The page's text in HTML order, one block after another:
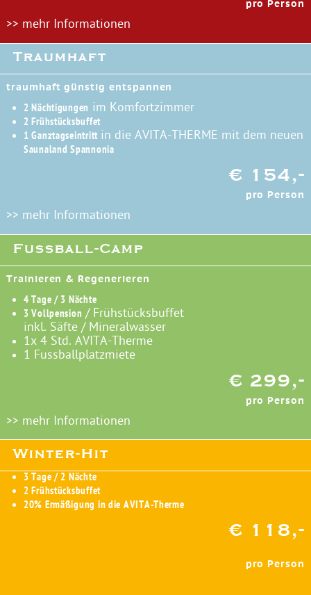
pro Person
>> mehr Informationen
Traumhaft
traumhaft günstig entspannen
2 Nächtigungen im Komfortzimmer
2 Frühstücksbuffet
1 Ganztagseintritt in die AVITA-THERME mit dem neuen
Saunaland Spannonia
€ 154,-
pro Person
>> mehr Informationen
Fussball-Camp
Trainieren & Regenerieren
4 Tage / 3 Nächte
3 Vollpension / Frühstücksbuffet
inkl. Säfte / Mineralwasser
1x 4 Std. AVITA-Therme
1 Fussballplatzmiete
€ 299,-
pro Person
>> mehr Informationen
Winter-Hit
3 Tage / 2 Nächte
2 Frühstücksbuffet
20% Ermäßigung in die AVITA-Therme
€ 118,-
pro Person